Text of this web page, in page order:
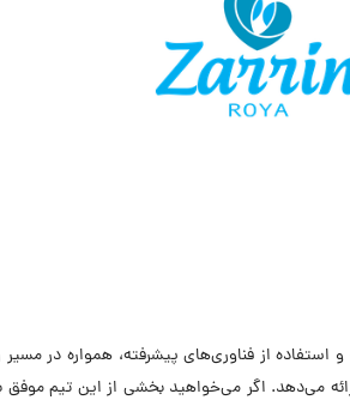
و استفاده از فناوری‌های پیشرفته، همواره در
می‌دهد. اگر می‌خواهید بخشی از این تیم موفق